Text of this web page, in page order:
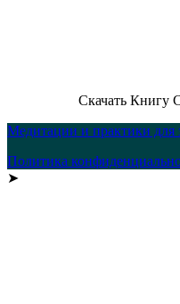
Скачать Книгу
Медитации и практики для
Политика
➤